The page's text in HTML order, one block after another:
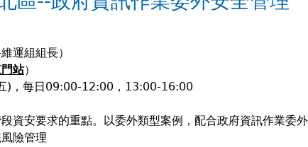
運組組長）
站）
)，每日09:00-12:00，13:00-16:00
資安要求的重點。以委外類型案例，配合政府資訊作業委
險管理